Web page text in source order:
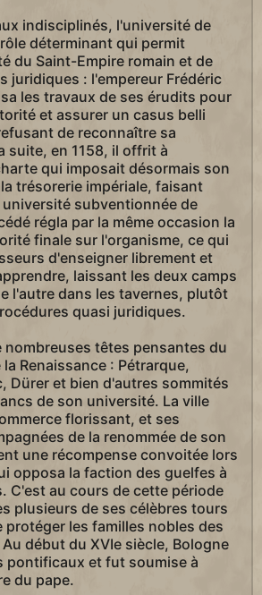
indisciplinés, l'université de
déterminant qui permit
du Saint-Empire romain et de
juridiques : l'empereur Frédéric
les travaux de ses érudits pour
et assurer un casus belli
de reconnaître sa
suite, en 1158, il offrit à
qui imposait désormais son
trésorerie impériale, faisant
université subventionnée de
régla par la même occasion la
finale sur l'organisme, ce qui
d'enseigner librement et
laissant les deux camps
l'autre dans les tavernes, plutôt
quasi juridiques.
nombreuses têtes pensantes du
Renaissance : Pétrarque,
Dürer et bien d'autres sommités
de son université. La ville
florissant, et ses
de la renommée de son
une récompense convoitée lors
opposa la faction des guelfes à
C'est au cours de cette période
plusieurs de ses célèbres tours
les familles nobles des
début du XVIe siècle, Bologne
pontificaux et fut soumise à
du pape.